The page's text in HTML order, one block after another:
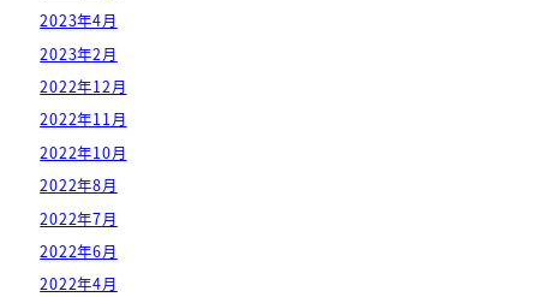
2023年4月
2023年2月
2022年12月
2022年11月
2022年10月
2022年8月
2022年7月
2022年6月
2022年4月